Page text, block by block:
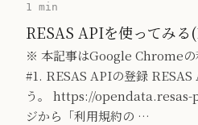
1 min
RESAS APIを使ってみる
※ 本記事はGoogle Chromeの
#1. RESAS APIの登録 RESAS
う。 https://
ジから「利用規約の …